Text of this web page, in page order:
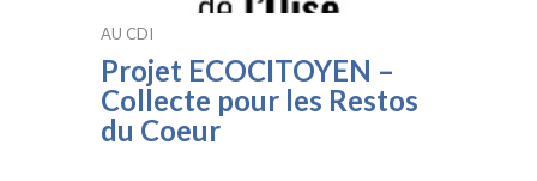
AU CDI
Projet ECOCITOYEN –
Collecte pour les Restos
du Coeur